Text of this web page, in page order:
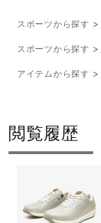
スポーツから探す
スポーツから探す
アイテムから探す
閲覧履歴